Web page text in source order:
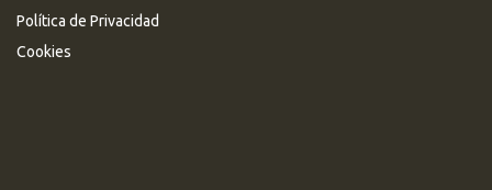
Política de Privacidad
Cookies